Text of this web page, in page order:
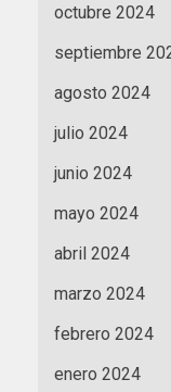
octubre 2024
septiembre
agosto 2024
julio 2024
junio 2024
mayo 2024
abril 2024
marzo 2024
febrero 2024
enero 2024